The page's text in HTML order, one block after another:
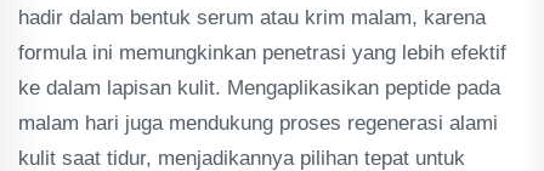
hadir dalam bentuk serum atau krim malam, karena
formula ini memungkinkan penetrasi yang lebih efektif
ke dalam lapisan kulit. Mengaplikasikan peptide pada
malam hari juga mendukung proses regenerasi alami
kulit saat tidur, menjadikannya pilihan tepat untuk